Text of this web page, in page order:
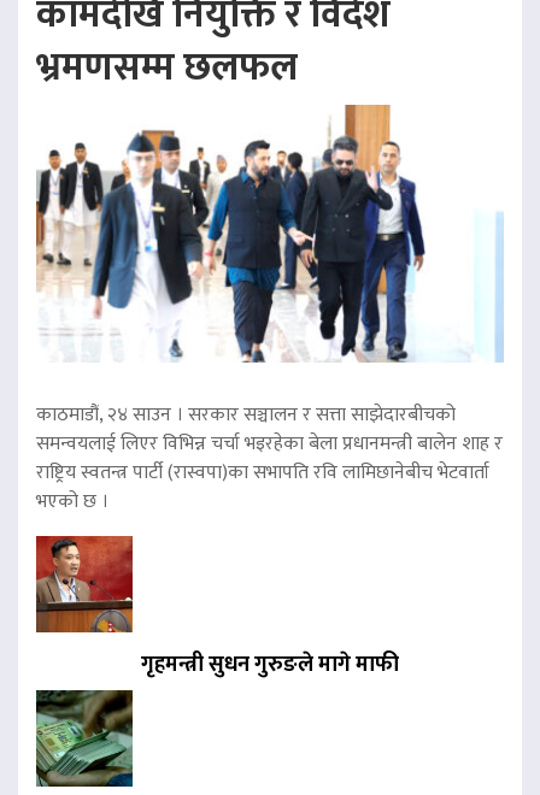
कामदेखि नियुक्ति र विदेश
भ्रमणसम्म छलफल
काठमाडौं, २४ साउन । सरकार सञ्चालन र सत्ता साझेदारबीचको
समन्वयलाई लिएर विभिन्न चर्चा भइरहेका बेला प्रधानमन्त्री बालेन शाह र
राष्ट्रिय स्वतन्त्र पार्टी (रास्वपा)का सभापति रवि लामिछानेबीच भेटवार्ता
भएको छ ।
गृहमन्त्री सुधन गुरुङले मागे माफी